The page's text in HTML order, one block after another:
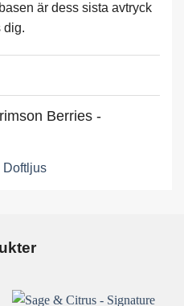
är dess sista avtryck
dig.
Berries -
Doftljus